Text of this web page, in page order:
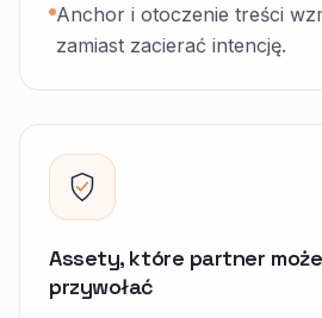
Anchor i otoczenie treści
zamiast zacierać intencję.
Assety, które partner
przywołać